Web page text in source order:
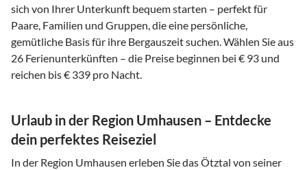
sich von Ihrer Unterkunft bequem starten – perfekt für
Paare, Familien und Gruppen, die eine persönliche,
gemütliche Basis für ihre Bergauszeit suchen. Wählen Sie aus
26 Ferienunterkünften – die Preise beginnen bei € 93 und
reichen bis € 339 pro Nacht.
Urlaub in der Region Umhausen – Entdecke
dein perfektes Reiseziel
In der Region Umhausen erleben Sie das Ötztal von seiner